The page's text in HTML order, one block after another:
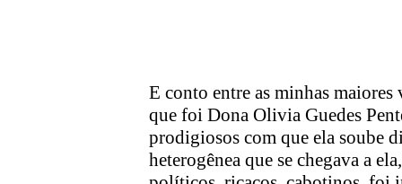
E conto entre as minhas
que foi Dona Olivia Guedes
prodigiosos com que ela soube
heterogênea que se chegava a